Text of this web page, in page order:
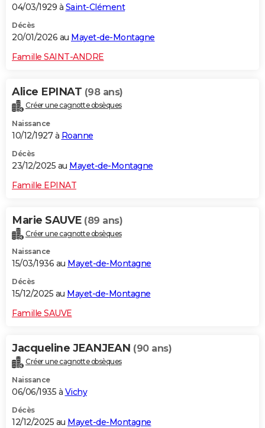
04/03/1929 à Saint-Clément
Décès
20/01/2026 au Mayet-de-Montagne
Famille SAINT-ANDRE
Alice EPINAT (98 ans)
Créer une cagnotte obsèques
Naissance
10/12/1927 à Roanne
Décès
23/12/2025 au Mayet-de-Montagne
Famille EPINAT
Marie SAUVE (89 ans)
Créer une cagnotte obsèques
Naissance
15/03/1936 au Mayet-de-Montagne
Décès
15/12/2025 au Mayet-de-Montagne
Famille SAUVE
Jacqueline JEANJEAN (90 ans)
Créer une cagnotte obsèques
Naissance
06/06/1935 à Vichy
Décès
12/12/2025 au Mayet-de-Montagne